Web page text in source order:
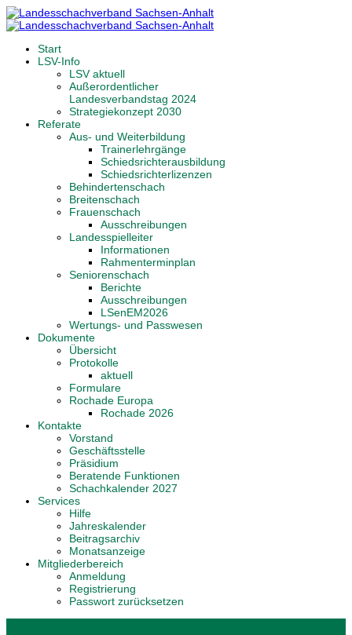
Start
LSV-Info
LSV aktuell
Außerordentlicher
Landesverbandstag 2024
Strategiekonzept 2030
Referate
Aus- und Weiterbildung
Trainerlehrgänge
Schiedsrichterausbildung
Schiedsrichterlizenzen
Behindertenschach
Breitenschach
Frauenschach
Ausschreibungen
Landesspielleiter
Informationen
Rahmenterminplan
Seniorenschach
Berichte
Ausschreibungen
LSenEM2026
Wertungs- und Passwesen
Dokumente
Übersicht
Protokolle
aktuell
Formulare
Rochade Europa
Rochade 2026
Kontakte
Vorstand
Geschäftsstelle
Präsidium
Beratende Funktionen
Schachkalender 2027
Services
Hilfe
Jahreskalender
Beitragsarchiv
Monatsanzeige
Mitgliederbereich
Anmeldung
Registrierung
Passwort zurücksetzen